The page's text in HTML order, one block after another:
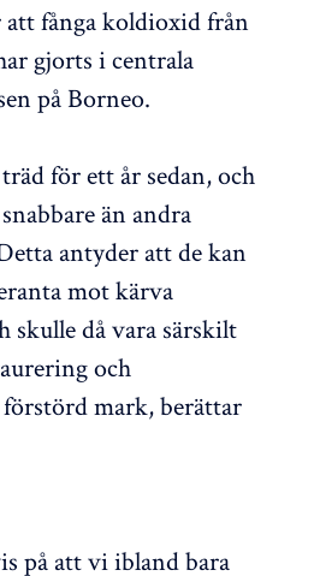
fånga koldioxid från
gjorts i centrala
på Borneo.
för ett år sedan, och
än andra
antyder att de kan
mot kärva
skulle då vara särskilt
och
förstörd mark, berättar
på att vi ibland bara